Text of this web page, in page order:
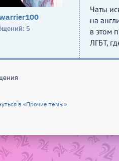
5
Чаты
на
в этом
ЛГБТ,
в «Прочие темы»